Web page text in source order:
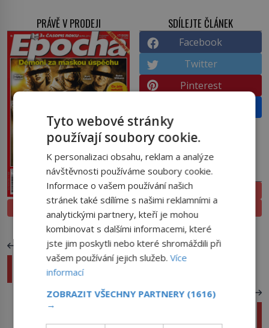
PRÁVĚ V PRODEJI SDÍLEJTE ČLÁNEK
Facebook
Twitter
Pinterest
PŘEDPLATNÉ
ELEKTRONICKÉ
PŘEDCHOZÍ ČLÁNEK
Hrobky faraonů: Skutečně jsou prokleté, nebo
jde o povídačky?
DALŠÍ ČLÁNEK
Chyby v Jurském parku: Byl Tyrannosaurus Rex
barevný zabiják?
Tyto webové stránky
používají soubory cookie.
K personalizaci obsahu, reklam a analýze
návštěvnosti používáme soubory cookie.
Informace o vašem používání našich
stránek také sdílíme s našimi reklamními a
analytickými partnery, kteří je mohou
kombinovat s dalšími informacemi, které
jste jim poskytli nebo které shromáždili při
vašem používání jejich služeb.Více
informací
ZOBRAZIT VŠECHNY PARTNERY (1616)
→